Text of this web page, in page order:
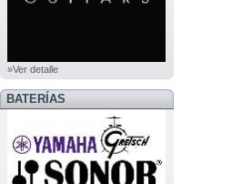
»Ver detalle
BATERÍAS